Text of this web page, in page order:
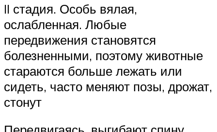
II стадия. Особь вялая,
ослабленная. Любые
передвижения становятся
болезненными, поэтому животные
стараются больше лежать или
сидеть, часто меняют позы, дрожат,
стонут